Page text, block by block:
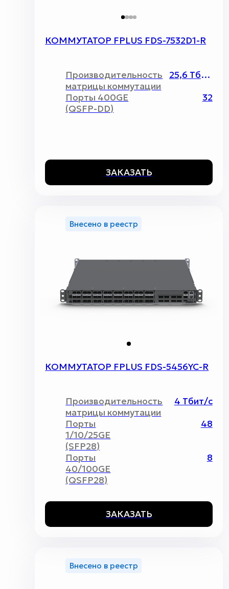
КОММУТАТОР FPLUS FDS-7532D1-R
Производительность
матрицы коммутации
25,6 Тбит/c
Порты 400GE
(QSFP-DD)
32
ЗАКАЗАТЬ
Внесено в реестр
КОММУТАТОР FPLUS FDS-5456YC-R
Производительность
матрицы коммутации
4 Тбит/c
Порты
1/10/25GE
(SFP28)
48
Порты
40/100GE
(QSFP28)
8
ЗАКАЗАТЬ
Внесено в реестр